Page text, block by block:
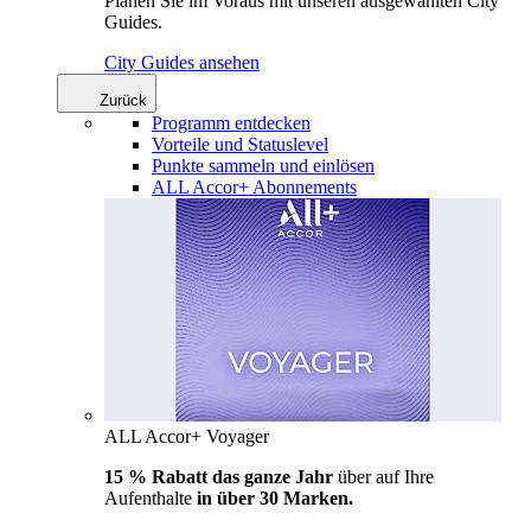
Guides.
City Guides ansehen
Zurück
Programm entdecken
Vorteile und Statuslevel
Punkte sammeln und einlösen
ALL Accor+ Abonnements
ALL Accor+ Voyager
15 % Rabatt das ganze Jahr über auf Ihre
Aufenthalte in über 30 Marken.